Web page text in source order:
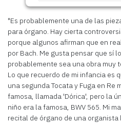
Accept
Powered by
Consent Management
Platform
"Es probablemente una de las
para órgano. Hay cierta
porque algunos afirman que en
por Bach. Me gusta pensar que sí
probablemente sea una obra muy
Lo que recuerdo de mi infancia es
una segunda Tocata y Fuga en Re
famosa, llamada 'Dórica', pero la
niño era la famosa, BWV 565. Mi
recital de órgano de una organista